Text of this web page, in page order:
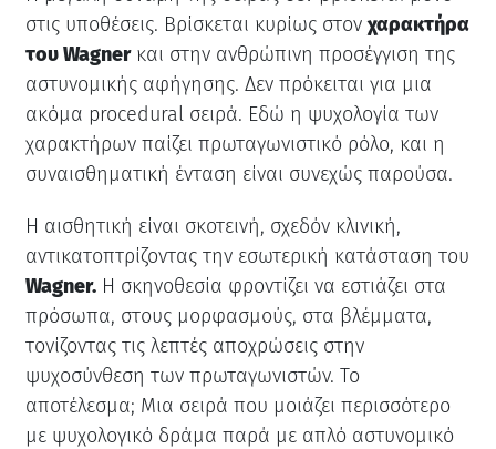
στις υποθέσεις. Βρίσκεται κυρίως στονχαρακτήρα
του Wagnerκαι στην ανθρώπινη προσέγγιση της
αστυνομικής αφήγησης. Δεν πρόκειται για μια
ακόμα procedural σειρά. Εδώ η ψυχολογία των
χαρακτήρων παίζει πρωταγωνιστικό ρόλο, και η
συναισθηματική ένταση είναι συνεχώς παρούσα.
Η αισθητική είναι σκοτεινή, σχεδόν κλινική,
αντικατοπτρίζοντας την εσωτερική κατάσταση του
Wagner.Η σκηνοθεσία φροντίζει να εστιάζει στα
πρόσωπα, στους μορφασμούς, στα βλέμματα,
τονίζοντας τις λεπτές αποχρώσεις στην
ψυχοσύνθεση των πρωταγωνιστών. Το
αποτέλεσμα; Μια σειρά που μοιάζει περισσότερο
με ψυχολογικό δράμα παρά με απλό αστυνομικό